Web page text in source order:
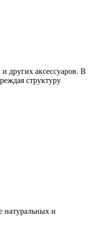
других аксессуаров. В
структуру
натуральных и